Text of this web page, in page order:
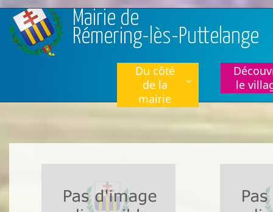
Aller au contenu principal
Mairie de
Rémering-lès-Puttelange
Du côté
de la
mairie
le